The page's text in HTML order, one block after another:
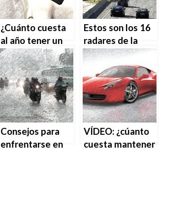
¿Cuánto cuesta
al año tener un
coche en
propiedad?
Estos son los 16
radares de la
M30
Consejos para
enfrentarse en
VÍDEO: ¿cúanto
cuesta mantener